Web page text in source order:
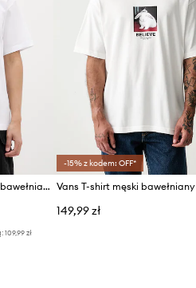
Vans T-shirt oversize męski bawełniany
109,99 zł
-15% z kodem: OFF*
Vans T-shirt męski bawełniany
149,99 zł